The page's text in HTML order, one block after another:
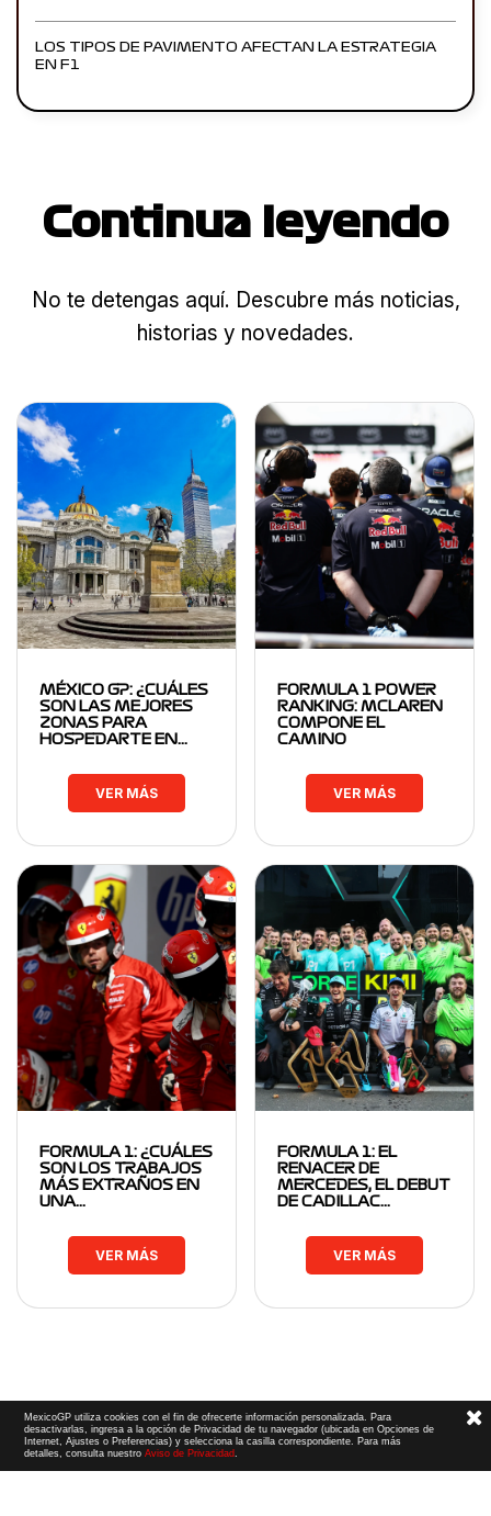
LOS TIPOS DE PAVIMENTO AFECTAN LA ESTRATEGIA
EN F1
Continua leyendo
No te detengas aquí. Descubre más noticias,
historias y novedades.
MÉXICO GP: ¿CUÁLES
SON LAS MEJORES
ZONAS PARA
HOSPEDARTE EN…
VER MÁS
FORMULA 1 POWER
RANKING: MCLAREN
COMPONE EL
CAMINO
VER MÁS
FORMULA 1: ¿CUÁLES
SON LOS TRABAJOS
MÁS EXTRAÑOS EN
UNA…
VER MÁS
FORMULA 1: EL
RENACER DE
MERCEDES, EL DEBUT
DE CADILLAC…
VER MÁS
MexicoGP utiliza cookies con el fin de ofrecerte información personalizada. Para
desactivarlas, ingresa a la opción de Privacidad de tu navegador (ubicada en Opciones de
Internet, Ajustes o Preferencias) y selecciona la casilla correspondiente. Para más
detalles, consulta nuestroAviso de Privacidad.